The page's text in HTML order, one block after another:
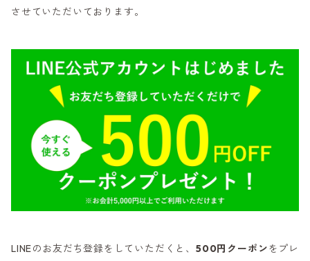
させていただいております。
LINEのお友だち登録をしていただくと、500円クーポンをプレ